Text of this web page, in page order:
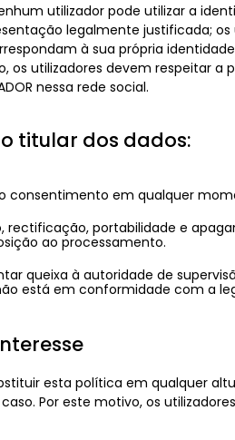
utilizador pode utilizar a
legalmente justificada;
à sua própria
os utilizadores devem respeitar
nessa rede social.
titular dos dados:
consentimento em qualquer
rectificação, portabilidade e
ao processamento.
queixa à autoridade de
está em conformidade com a
esta política em qualquer
Por este motivo, os